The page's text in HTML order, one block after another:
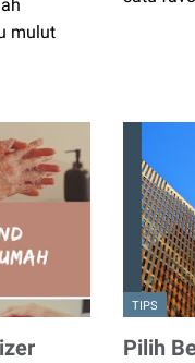
mulut
TIPS
Pilih